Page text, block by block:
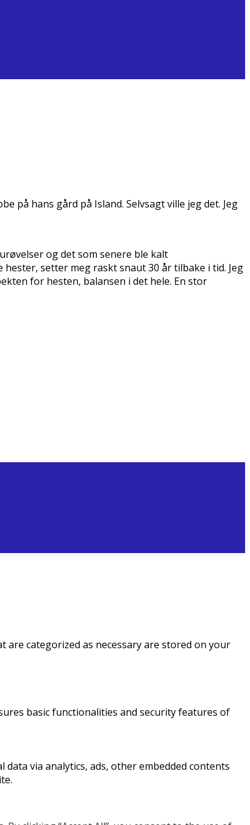
på hans gård på Island. Selvsagt ville jeg det. Jeg
og det som senere ble kalt
setter meg raskt snaut 30 år tilbake i tid. Jeg
for hesten, balansen i det hele. En stor
categorized as necessary are stored on your
basic functionalities and security features of
via analytics, ads, other embedded contents